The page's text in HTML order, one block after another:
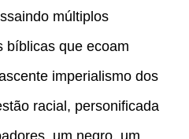
múltiplos
bíblicas que ecoam
imperialismo dos
racial, personificada
um negro, um